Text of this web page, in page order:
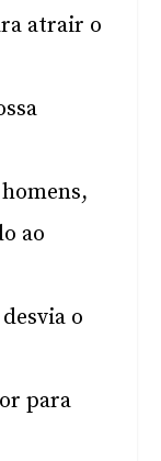
atrair o
ao
o
para